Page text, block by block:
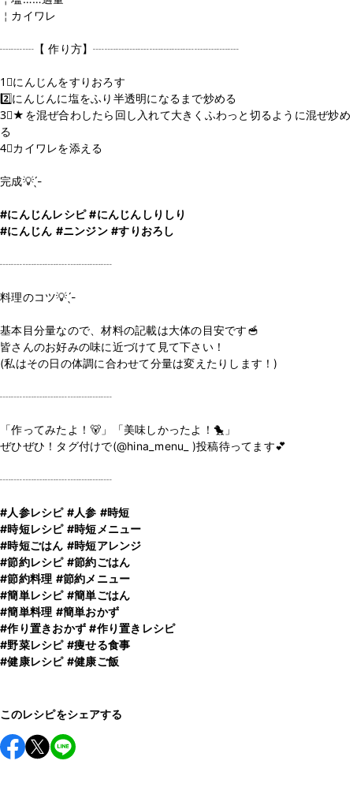
￤カイワレ
┈┈┈【 作り方】┈┈┈┈┈┈┈┈┈┈┈┈┈
1⃣にんじんをすりおろす
2️⃣にんじんに塩をふり半透明になるまで炒める
3⃣★を混ぜ合わしたら回し入れて大きくふわっと切るように混ぜ炒め
る
4⃣カイワレを添える
完成💡 ̖́-
#にんじんレシピ #にんじんしりしり
#にんじん #ニンジン #すりおろし
┈┈┈┈┈┈┈┈┈┈
料理のコツ💡 ̖́-
基本目分量なので、材料の記載は大体の目安です🥣
皆さんのお好みの味に近づけて見て下さい！
(私はその日の体調に合わせて分量は変えたりします！)
┈┈┈┈┈┈┈┈┈┈
「作ってみたよ！🐻」「美味しかったよ！🐤」
ぜひぜひ！タグ付けで(@hina_menu_ )投稿待ってます💕
┈┈┈┈┈┈┈┈┈┈
#人参レシピ #人参 #時短
#時短レシピ #時短メニュー
#時短ごはん #時短アレンジ
#節約レシピ #節約ごはん
#節約料理 #節約メニュー
#簡単レシピ #簡単ごはん
#簡単料理 #簡単おかず
#作り置きおかず #作り置きレシピ
#野菜レシピ #痩せる食事
#健康レシピ #健康ご飯
このレシピをシェアする